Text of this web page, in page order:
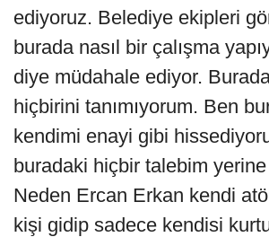
ediyoruz. Belediye ekipleri
burada nasıl bir çalışma
diye müdahale ediyor.
hiçbirini tanımıyorum. Ben
kendimi enayi gibi
buradaki hiçbir talebim
Neden Ercan Erkan kendi
kişi gidip sadece kendisi